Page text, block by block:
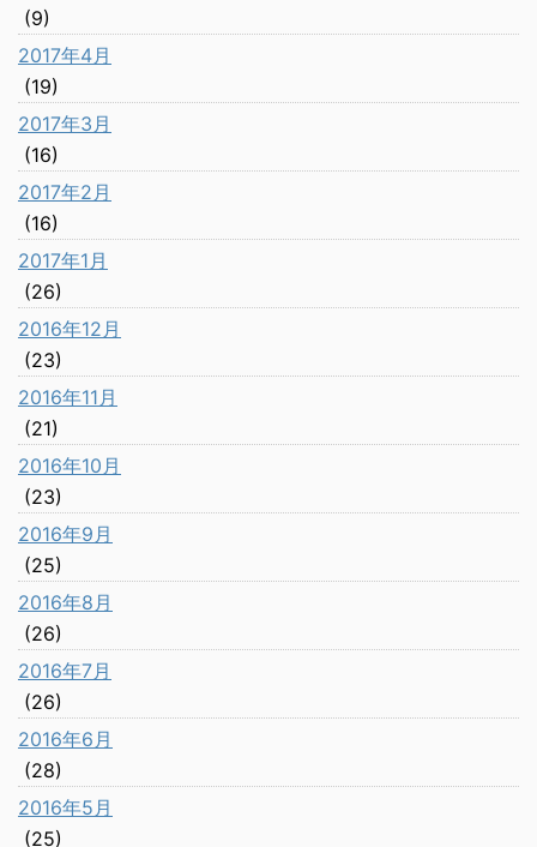
(9)
2017年4月
(19)
2017年3月
(16)
2017年2月
(16)
2017年1月
(26)
2016年12月
(23)
2016年11月
(21)
2016年10月
(23)
2016年9月
(25)
2016年8月
(26)
2016年7月
(26)
2016年6月
(28)
2016年5月
(25)